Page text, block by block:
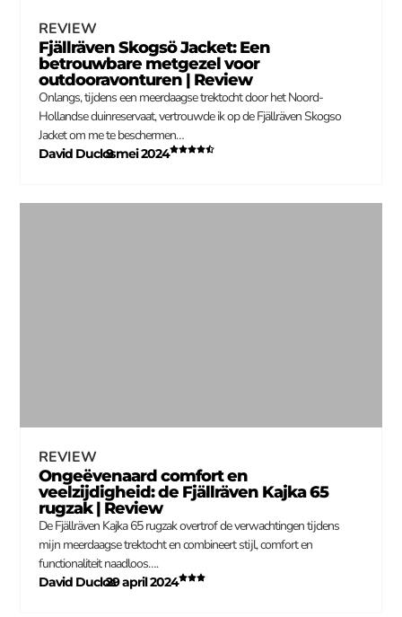
REVIEW
Fjällräven Skogsö Jacket: Een
betrouwbare metgezel voor
outdooravonturen | Review
Onlangs, tijdens een meerdaagse trektocht door het Noord-
Hollandse duinreservaat, vertrouwde ik op de Fjällräven Skogso
Jacket om me te beschermen…
David Duclos
–
9 mei 2024
REVIEW
Ongeëvenaard comfort en
veelzijdigheid: de Fjällräven Kajka 65
rugzak | Review
De Fjällräven Kajka 65 rugzak overtrof de verwachtingen tijdens
mijn meerdaagse trektocht en combineert stijl, comfort en
functionaliteit naadloos….
David Duclos
–
29 april 2024